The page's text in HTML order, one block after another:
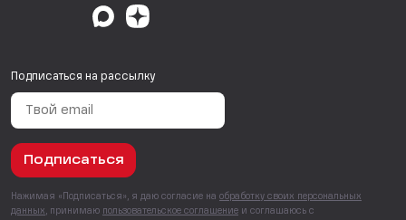
Подписаться на рассылку
Подписаться
Нажимая «Подписаться», я даю согласие на обработку своих персональных
данных , принимаю пользовательское соглашение и соглашаюсь с